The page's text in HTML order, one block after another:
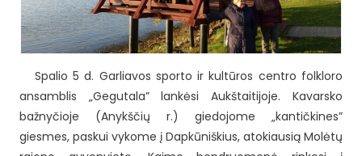
Spalio 5 d. Garliavos sporto ir kultūros centro folkloro
ansamblis „Gegutala” lankėsi Aukštaitijoje. Kavarsko
bažnyčioje (Anykščių r.) giedojome „kantičkines”
giesmes, paskui vykome į Dapkūniškius, atokiausią Molėtų